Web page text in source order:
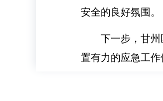
安全的良好氛围。
下一步，甘
置有力的应急工作